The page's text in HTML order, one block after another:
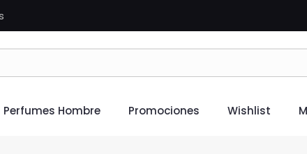
Perfumes Hombre Promociones Wishlist